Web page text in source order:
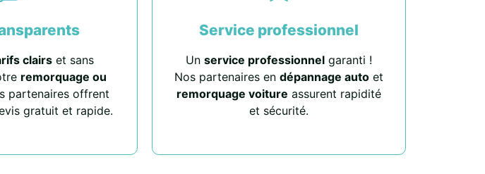
clairset sans
remorquage ou
partenaires offrent
gratuit et rapide.
Service professionnel
Un service professionnel garanti !
Nos partenaires en dépannage auto et
remorquage voiture assurent rapidité
et sécurité.